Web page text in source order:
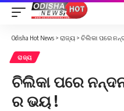
Odisha Hot News > ରାଜ୍ୟ > ଚିଲିକା ପରେ
ରାଜ୍ୟ
ଚିଲିକା ପରେ
ର ଭୟ !